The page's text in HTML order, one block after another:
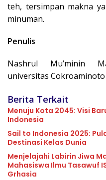
teh, tersimpan makna
minuman.
Penulis
Nashrul Mu’minin
universitas
Berita Terkait
Menuju Kota 2045: Visi
Indonesia
Sail to Indonesia 2025:
Destinasi Kelas Dunia
Menjelajahi Labirin Jiwa
Mahasiswa Ilmu Tasawuf
Grhasia